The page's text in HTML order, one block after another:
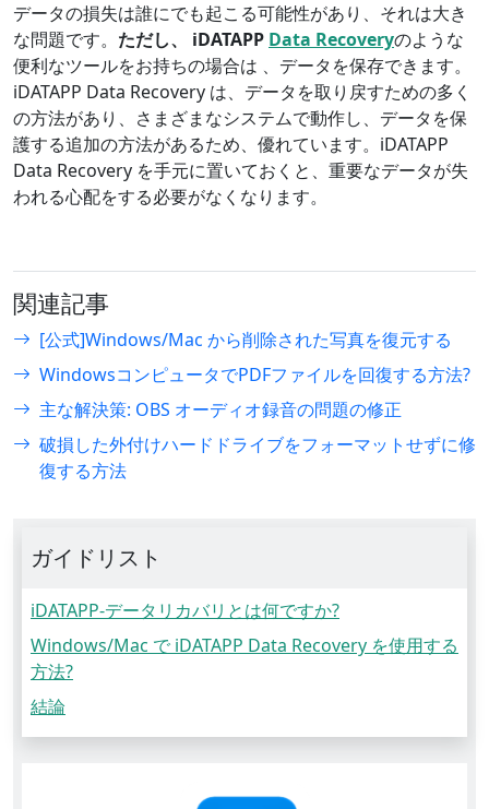
ガイドリスト
iDATAPP-データリカバリとは何ですか?
Windows/Mac で iDATAPP Data Recovery を使用する
方法?
結論
データの損失は誰にでも起こる可能性があり、それは大き
な問題です。 ただし、 iDATAPP Data Recoveryのような
便利なツールをお持ちの場合は 、データを保存できます。
iDATAPP Data Recovery は、データを取り戻すための多く
の方法があり、さまざまなシステムで動作し、データを保
護する追加の方法があるため、優れています。iDATAPP
Data Recovery を手元に置いておくと、重要なデータが失
われる心配をする必要がなくなります。
関連記事
[公式]Windows/Mac から削除された写真を復元する
WindowsコンピュータでPDFファイルを回復する方法?
主な解決策: OBS オーディオ録音の問題の修正
破損した外付けハードドライブをフォーマットせずに修
復する方法